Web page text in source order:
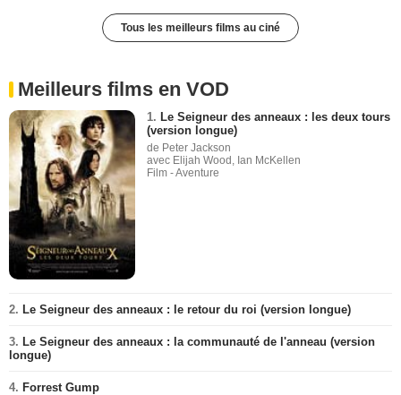
Tous les meilleurs films au ciné
Meilleurs films en VOD
1. Le Seigneur des anneaux : les deux tours
(version longue)
de Peter Jackson
avec Elijah Wood, Ian McKellen
Film - Aventure
2. Le Seigneur des anneaux : le retour du roi (version longue)
3. Le Seigneur des anneaux : la communauté de l'anneau (version
longue)
4. Forrest Gump